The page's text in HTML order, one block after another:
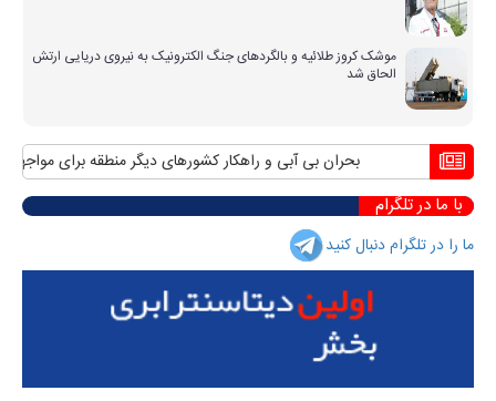
موشک کروز طلائیه و بالگردهای جنگ الکترونیک به نیروی دریایی ارتش
الحاق شد
بحران بی آبی و راهکار کشورهای دیگر منطقه برای مواجهه با
با ما در تلگرام
ما را در تلگرام دنبال کنید